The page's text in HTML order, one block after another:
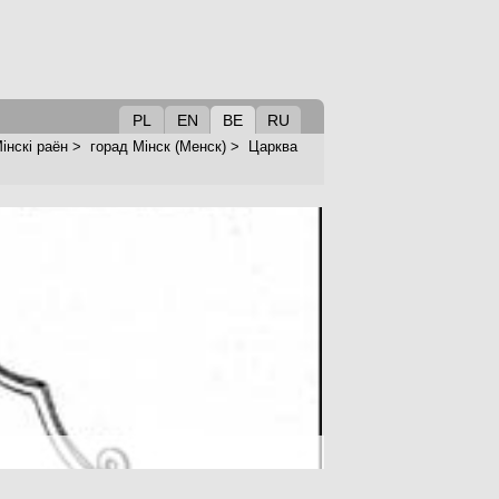
PL EN BE RU
раён > горад Мінск (Менск) > Царква